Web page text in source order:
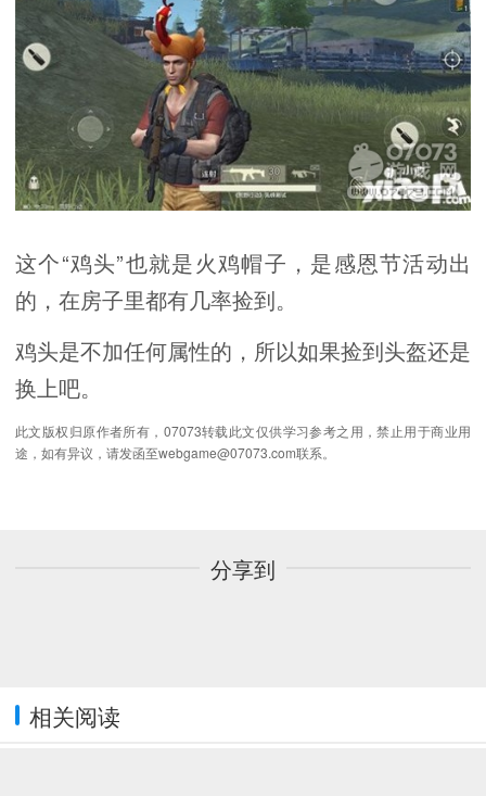
这个“鸡头”也就是火鸡帽子，是感恩节活动出
的，在房子里都有几率捡到。
鸡头是不加任何属性的，所以如果捡到头盔还是
换上吧。
此文版权归原作者所有，07073转载此文仅供学习参考之用，禁止用于商业用
途，如有异议，请发函至webgame@07073.com联系。
分享到
相关阅读